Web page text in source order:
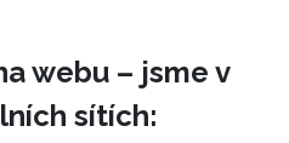
webu – jsme v
sítích: